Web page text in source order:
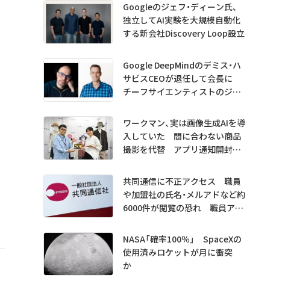
Googleのジェフ・ディーン氏、
独立してAI実験を大規模自動化
する新会社Discovery Loop設立
Google DeepMindのデミス・ハ
サビスCEOが退任して会長に
チーフサイエンティストのジェ
ワークマン、実は画像生成AIを導
入していた 間に合わない商品
撮影を代替 アプリ通知開封も
共同通信に不正アクセス 職員
や加盟社の氏名・メルアドなど約
6000件が閲覧の恐れ 職員アカ
NASA「確率100％」 SpaceXの
使用済みロケットが月に衝突
か